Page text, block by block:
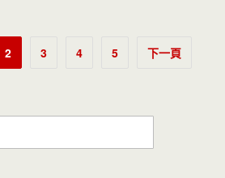
2 3 4 5 下一頁